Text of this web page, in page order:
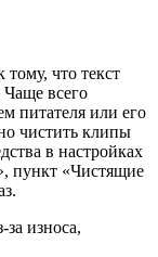
что текст
Чаще всего
питателя или его
чистить клипы
в настройках
пункт «Чистящие
износа,